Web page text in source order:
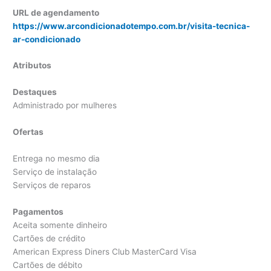
URL de agendamento
https://www.arcondicionadotempo.com.br/visita-tecnica-
ar-condicionado
Atributos
Destaques
Administrado por mulheres
Ofertas
Entrega no mesmo dia
Serviço de instalação
Serviços de reparos
Pagamentos
Aceita somente dinheiro
Cartões de crédito
American Express Diners Club MasterCard Visa
Cartões de débito